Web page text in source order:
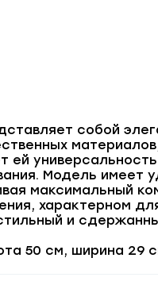
собой
ей
Модель имеет
максимальный
характерном
и
50 см, ширина 29